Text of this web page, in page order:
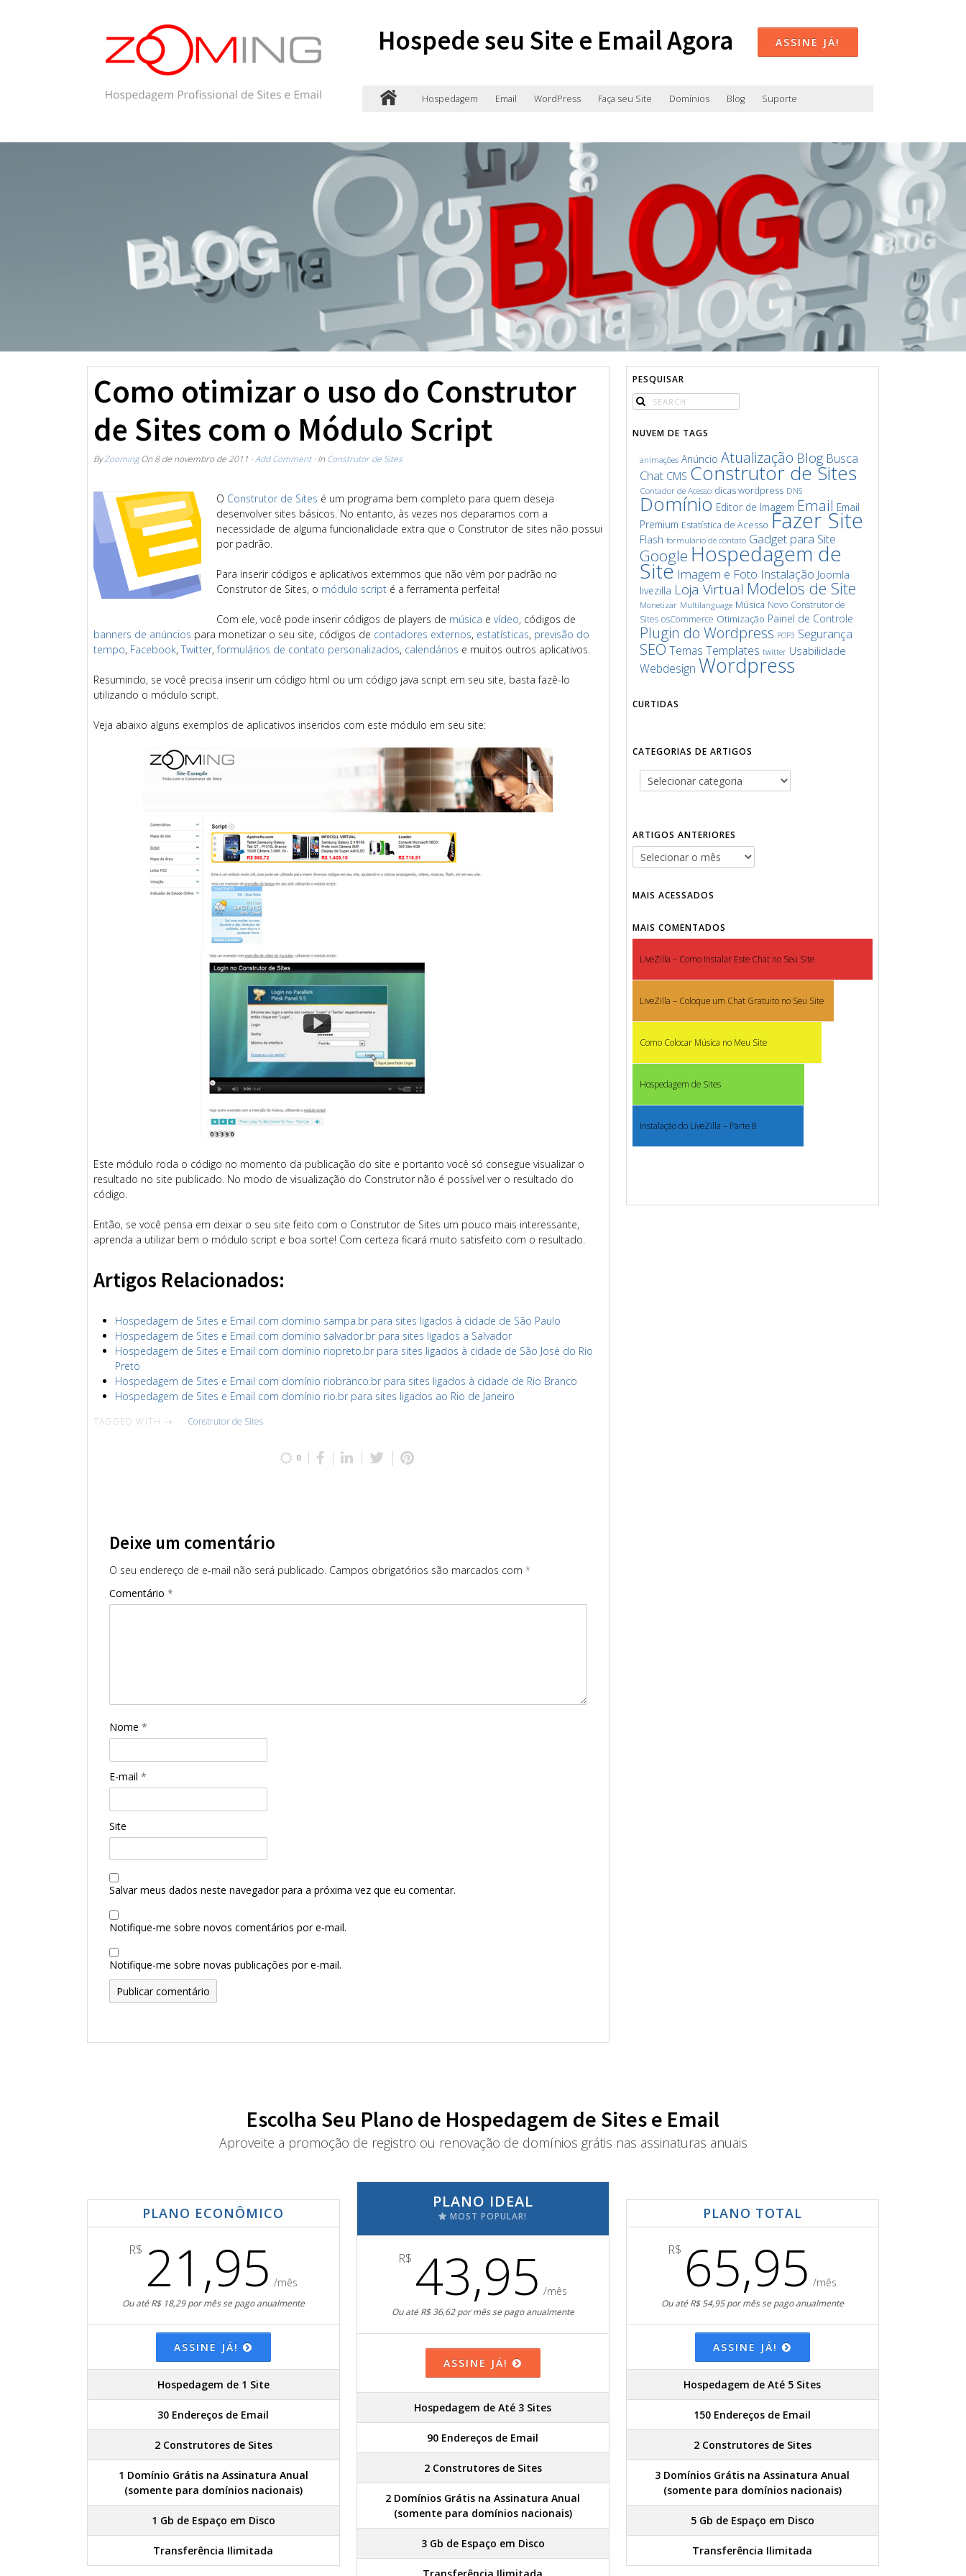
Hospede seu Site e Email Agora ASSINE JÁ!
Hospedagem Email WordPress Faça seu Site Domínios Blog Suporte
Como otimizar o uso do Construtor
de Sites com o Módulo Script
ByZoomingOn 8 de novembro de 2011 · Add Comment· In Construtor de Sites
O Construtor de Sites é um programa bem completo para quem deseja
desenvolver sites básicos. No entanto, às vezes nos deparamos com a
necessidade de alguma funcionalidade extra que o Construtor de sites não possui
por padrão.
Para inserir códigos e aplicativos externmos que não vêm por padrão no
Construtor de Sites, o módulo script é a ferramenta perfeita!
Com ele, você pode inserir códigos de players de música e vídeo, códigos de
banners de anúncios para monetizar o seu site, códigos de contadores externos, estatísticas, previsão do
tempo, Facebook, Twitter,formulários de contato personalizados, calendários e muitos outros aplicativos.
Resumindo, se você precisa inserir um código html ou um código java script em seu site, basta fazê-lo
utilizando o módulo script.
Veja abaixo alguns exemplos de aplicativos inseridos com este módulo em seu site:
Este módulo roda o código no momento da publicação do site e portanto você só consegue visualizar o
resultado no site publicado. No modo de visualização do Construtor não é possível ver o resultado do
código.
Então, se você pensa em deixar o seu site feito com o Construtor de Sites um pouco mais interessante,
aprenda a utilizar bem o módulo script e boa sorte! Com certeza ficará muito satisfeito com o resultado.
Artigos Relacionados:
Hospedagem de Sites e Email com domínio sampa.br para sites ligados à cidade de São Paulo
Hospedagem de Sites e Email com domínio salvador.br para sites ligados a Salvador
Hospedagem de Sites e Email com domínio riopreto.br para sites ligados à cidade de São José do Rio
Preto
Hospedagem de Sites e Email com domínio riobranco.br para sites ligados à cidade de Rio Branco
Hospedagem de Sites e Email com domínio rio.br para sites ligados ao Rio de Janeiro
TAGGED WITH → Construtor de Sites
0
Deixe um comentário
O seu endereço de e-mail não será publicado. Campos obrigatórios são marcados com *
Comentário *
Nome *
E-mail *
Site
Salvar meus dados neste navegador para a próxima vez que eu comentar.
Notifique-me sobre novos comentários por e-mail.
Notifique-me sobre novas publicações por e-mail.
PESQUISAR
NUVEM DE TAGS
animações Anúncio Atualização Blog Busca
Chat CMS Construtor de Sites
Contador de Acesso dicas wordpress DNS
Domínio Editor de Imagem Email Email
Premium Estatística de Acesso Fazer Site
Flash formulário de contato Gadget para Site
Google Hospedagem de
Site Imagem e Foto Instalação Joomla
livezilla Loja Virtual Modelos de Site
Monetizar Multilanguage Música Novo Construtor de
Sites osCommerce Otimização Painel de Controle
Plugin do Wordpress POP3 Segurança
SEO Temas Templates twitter Usabilidade
Webdesign Wordpress
CURTIDAS
CATEGORIAS DE ARTIGOS
ARTIGOS ANTERIORES
MAIS ACESSADOS
MAIS COMENTADOS
LiveZilla – Como Instalar Este Chat no Seu Site
LiveZilla – Coloque um Chat Gratuito no Seu Site
Como Colocar Música no Meu Site
Hospedagem de Sites
Instalação do LiveZilla – Parte 8
Escolha Seu Plano de Hospedagem de Sites e Email
Aproveite a promoção de registro ou renovação de domínios grátis nas assinaturas anuais
PLANO ECONÔMICO
R$ 21,95 /mês
Ou até R$ 18,29 por mês se pago anualmente
ASSINE JÁ!
Hospedagem de 1 Site
30 Endereços de Email
2 Construtores de Sites
1 Domínio Grátis na Assinatura Anual
(somente para domínios nacionais)
1 Gb de Espaço em Disco
Transferência Ilimitada
PLANO IDEAL
MOST POPULAR!
R$ 43,95 /mês
Ou até R$ 36,62 por mês se pago anualmente
ASSINE JÁ!
Hospedagem de Até 3 Sites
90 Endereços de Email
2 Construtores de Sites
2 Domínios Grátis na Assinatura Anual
(somente para domínios nacionais)
3 Gb de Espaço em Disco
PLANO TOTAL
R$ 65,95 /mês
Ou até R$ 54,95 por mês se pago anualmente
ASSINE JÁ!
Hospedagem de Até 5 Sites
150 Endereços de Email
2 Construtores de Sites
3 Domínios Grátis na Assinatura Anual
(somente para domínios nacionais)
5 Gb de Espaço em Disco
Transferência Ilimitada